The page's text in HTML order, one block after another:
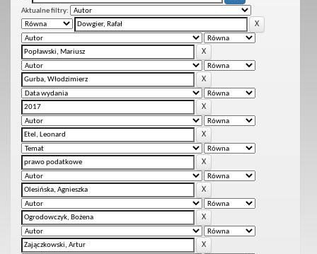
Aktualne filtry: